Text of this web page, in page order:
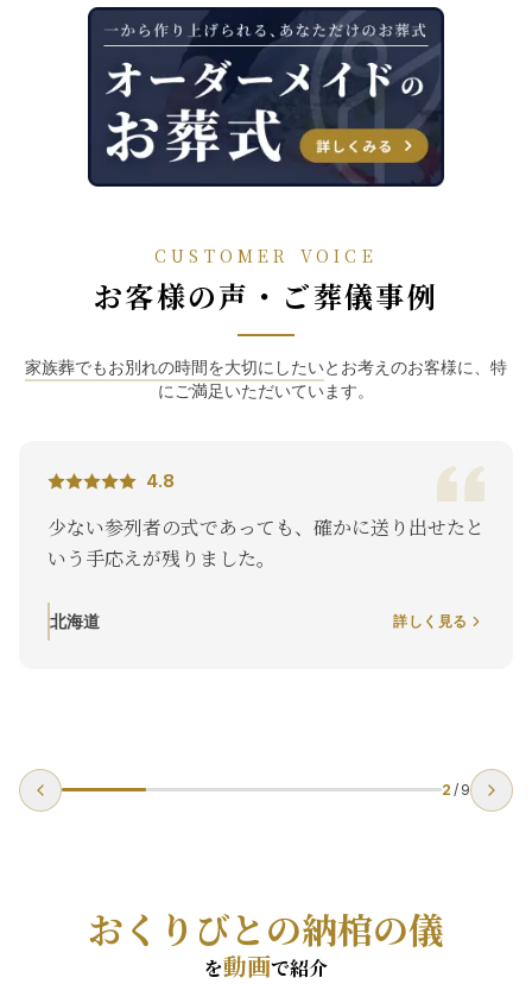
CUSTOMER VOICE
お客様の声・ご葬儀事例
家族葬でもお別れの時間を大切にしたいとお考えのお客様に、特
にご満足いただいています。
4.8
少ない参列者の式であっても、確かに送り出せたと
いう手応えが残りました。
北海道 詳しく見る
2 / 9
おくりびとの納棺の儀
を動画で紹介